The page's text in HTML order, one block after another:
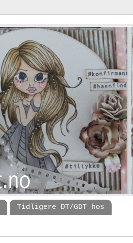
Tidligere DT/GDT hos